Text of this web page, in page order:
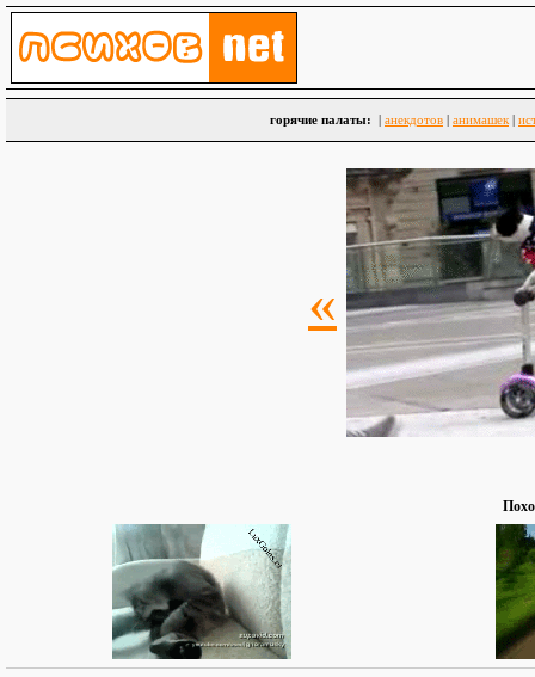
горячие палаты: | анекдотов | анимашек |
«